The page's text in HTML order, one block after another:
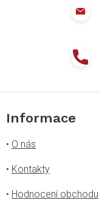
Informace
• O nás
• Kontakty
• Hodnocení obchodu